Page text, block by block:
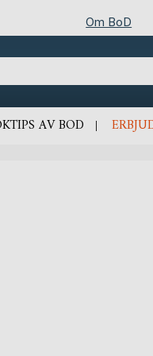
Om BoD
AV BOD